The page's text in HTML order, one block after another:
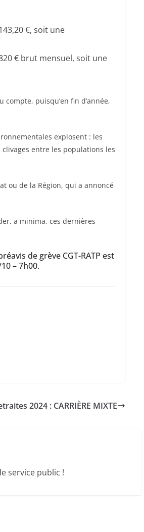
€, soit une
€ brut mensuel, soit une
compte, puisqu’en fin d’année,
explosent : les
entre les populations les
ou de la Région, qui a annoncé
a minima, ces dernières
de grève CGT-RATP est
– 7h00.
2024 : CARRIÈRE MIXTE
service public !